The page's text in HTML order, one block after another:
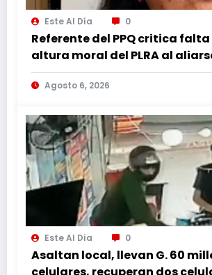
Este Al Día 0
Referente del PPQ critica falta
altura moral del PLRA al
corruptos
Agosto 6, 2026
Este Al Día 0
Asaltan local, llevan G. 60